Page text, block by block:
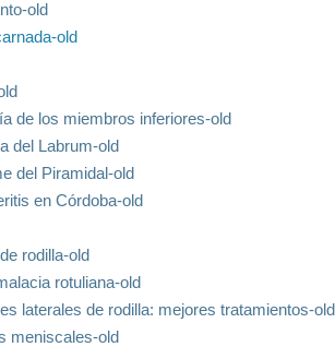
old
old
de los miembros inferiores-old
del Labrum-old
del Piramidal-old
en Córdoba-old
rodilla-old
rotuliana-old
laterales de rodilla: mejores tratamientos-old
meniscales-old